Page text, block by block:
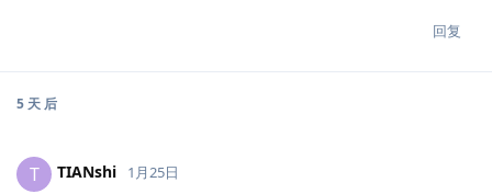
回复
5 天 后
T TIANshi 1月25日